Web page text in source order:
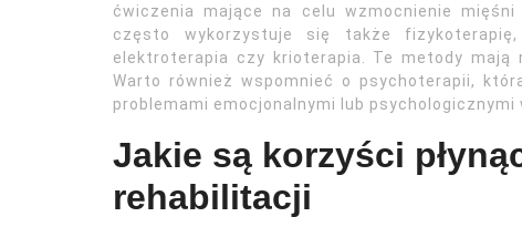
ćwiczenia mające na celu wzmocnienie
często wykorzystuje się także
elektroterapia czy krioterapia. Te metody mają
Warto również wspomnieć o psychoterapii,
problemami emocjonalnymi lub
Jakie są korzyści
rehabilitacji